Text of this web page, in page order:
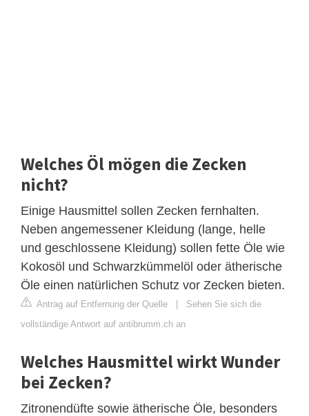
Welches Öl mögen die Zecken
nicht?
Einige Hausmittel sollen Zecken fernhalten.
Neben angemessener Kleidung (lange, helle
und geschlossene Kleidung) sollen fette Öle wie
Kokosöl und Schwarzkümmelöl oder ätherische
Öle einen natürlichen Schutz vor Zecken bieten.
Antrag auf Entfernung der Quelle | Sehen Sie sich die
vollständige Antwort auf antibrumm.ch an
Welches Hausmittel wirkt Wunder
bei Zecken?
Zitronendüfte sowie ätherische Öle, besonders